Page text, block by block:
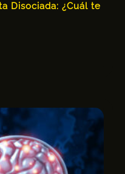
Disociada: ¿Cuál te